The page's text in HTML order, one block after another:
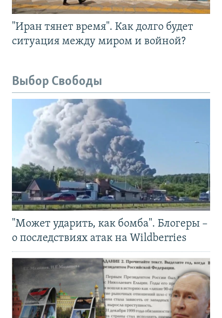
"Иран тянет время". Как долго будет
ситуация между миром и войной?
Выбор Свободы
"Может ударить, как бомба". Блогеры –
о последствиях атак на Wildberries